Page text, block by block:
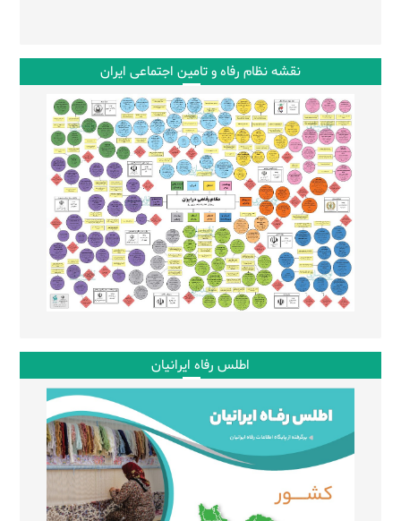
نقشه نظام رفاه و تامین اجتماعی ایران
اطلس رفاه ایرانیان